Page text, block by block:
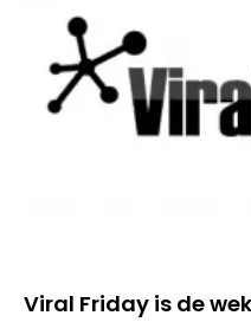
Viral Friday is de